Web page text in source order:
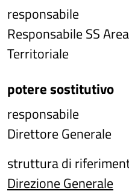
responsabile
Responsabile SS
Territoriale
potere sostitutivo
responsabile
Direttore Generale
struttura di
Direzione Generale